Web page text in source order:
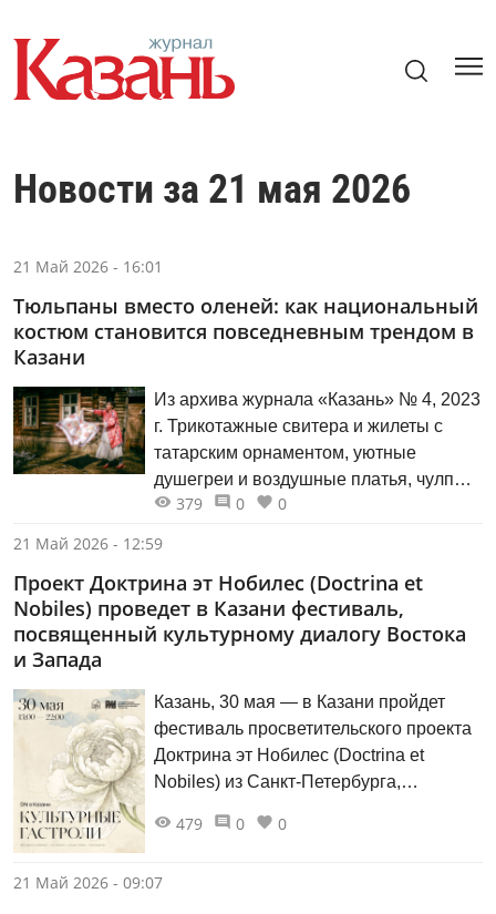
Новости за 21 мая 2026
21 Май 2026 - 16:01
Тюльпаны вместо оленей: как национальный
костюм становится повседневным трендом в
Казани
Из архива журнала «Казань» № 4, 2023
г. Трикотажные свитера и жилеты с
татарским орнаментом, уютные
душегреи и воздушные платья, чулпы и
серьги в виде тюльпана из зеркального
вещи с национальным колоритом, мы
поговорили с казанскими дизайнерами
Альбиной АХМЕТГАЛЕЕВОЙ, Юлией
АГЛИУЛЛОВОЙ.
379 0
0
21 Май 2026 - 12:59
Проект Доктрина эт Нобилес (Doctrina et
Nobiles) проведет в Казани фестиваль,
посвященный культурному диалогу Востока
и Запада
Казань, 30 мая — в Казани пройдет
фестиваль просветительского проекта
Доктрина эт Нобилес (Doctrina et
Nobiles) из Санкт-Петербурга,
взаимовлияниям Востока и Запада.
дискуссию, мастер-классы, экскурсию
479 0 0
21 Май 2026 - 09:07